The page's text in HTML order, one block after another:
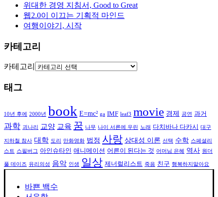
위대한 경영 지침서, Good to Great
웹2.0이 이끄는 기획적 마인드
여행이야기, 시작
카테고리
카테고리
태그
10년 후에 2000년 book E=mc² ga IMF leaf3 movie 경제 공연 과거
과학 괴나리 교양 교육 꿈 나무 나이 서른에 우린 노래 다치바나 다카시 대구
지하철 참사 대학 도리 만화영화 법정 사랑 상대성 이론 선택 수학 스페셜리
스트
스필버그 아인슈타인 애니메이션 어른이 된다는 것 어머님 은혜 역사 원더
풀 데이즈 유리의성 음악 인생 일상 제너럴리스트 죽음 친구 행복하지말아요
바쁜 백수